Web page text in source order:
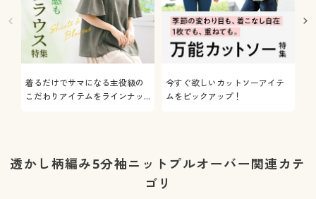
着るだけでサマになる主役級の
こだわりアイテムをラインナッ
今すぐ欲しいカットソーアイテ
ムをピックアップ！
透かし柄編み5分袖ニットプルオーバー関連カテ
ゴリ